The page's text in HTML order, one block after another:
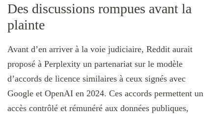
Des discussions rompues avant la
plainte
Avant d’en arriver à la voie judiciaire, Reddit aurait
proposé à Perplexity un partenariat sur le modèle
d’accords de licence similaires à ceux signés avec
Google et OpenAI en 2024. Ces accords permettent un
accès contrôlé et rémunéré aux données publiques,